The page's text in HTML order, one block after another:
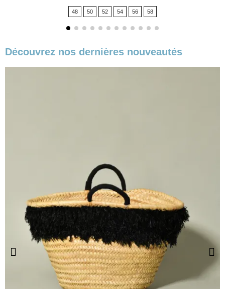
48 50 52 54 56 58
Découvrez nos dernières nouveautés